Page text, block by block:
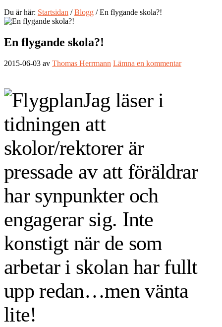
Du är här: Startsidan /Blogg / En flygande skola?!
En flygande skola?!
2015-06-03 av Thomas Herrmann Lämna en kommentar
Jag läser i
tidningen att
skolor/rektorer är
pressade av att föräldrar
har synpunkter och
engagerar sig. Inte
konstigt när de som
arbetar i skolan har fullt
upp redan…men vänta
lite!